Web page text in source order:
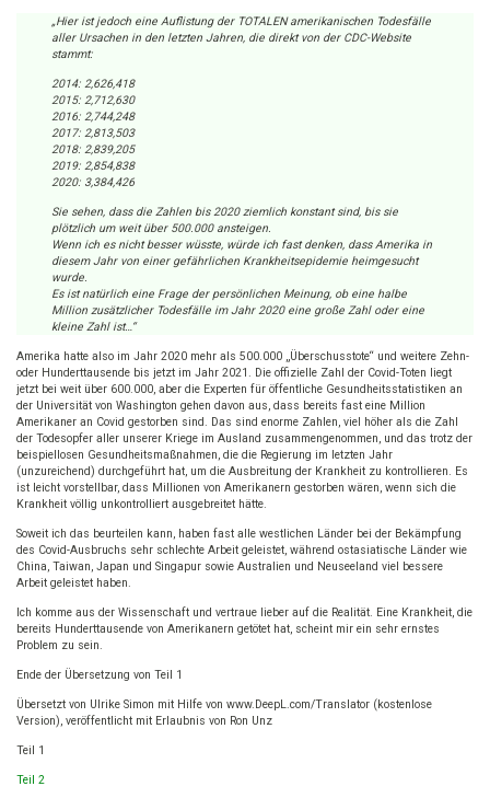
„Hier ist jedoch eine Auflistung der TOTALEN amerikanischen Todesfälle
aller Ursachen in den letzten Jahren, die direkt von der CDC-Website
stammt:
2014: 2,626,418
2015: 2,712,630
2016: 2,744,248
2017: 2,813,503
2018: 2,839,205
2019: 2,854,838
2020: 3,384,426
Sie sehen, dass die Zahlen bis 2020 ziemlich konstant sind, bis sie
plötzlich um weit über 500.000 ansteigen.
Wenn ich es nicht besser wüsste, würde ich fast denken, dass Amerika in
diesem Jahr von einer gefährlichen Krankheitsepidemie heimgesucht
wurde.
Es ist natürlich eine Frage der persönlichen Meinung, ob eine halbe
Million zusätzlicher Todesfälle im Jahr 2020 eine große Zahl oder eine
kleine Zahl ist…“
Amerika hatte also im Jahr 2020 mehr als 500.000 „Überschusstote“ und weitere Zehn-
oder Hunderttausende bis jetzt im Jahr 2021. Die offizielle Zahl der Covid-Toten liegt
jetzt bei weit über 600.000, aber die Experten für öffentliche Gesundheitsstatistiken an
der Universität von Washington gehen davon aus, dass bereits fast eine Million
Amerikaner an Covid gestorben sind. Das sind enorme Zahlen, viel höher als die Zahl
der Todesopfer aller unserer Kriege im Ausland zusammengenommen, und das trotz der
beispiellosen Gesundheitsmaßnahmen, die die Regierung im letzten Jahr
(unzureichend) durchgeführt hat, um die Ausbreitung der Krankheit zu kontrollieren. Es
ist leicht vorstellbar, dass Millionen von Amerikanern gestorben wären, wenn sich die
Krankheit völlig unkontrolliert ausgebreitet hätte.
Soweit ich das beurteilen kann, haben fast alle westlichen Länder bei der Bekämpfung
des Covid-Ausbruchs sehr schlechte Arbeit geleistet, während ostasiatische Länder wie
China, Taiwan, Japan und Singapur sowie Australien und Neuseeland viel bessere
Arbeit geleistet haben.
Ich komme aus der Wissenschaft und vertraue lieber auf die Realität. Eine Krankheit, die
bereits Hunderttausende von Amerikanern getötet hat, scheint mir ein sehr ernstes
Problem zu sein.
Ende der Übersetzung von Teil 1
Übersetzt von Ulrike Simon mit Hilfe von www.DeepL.com/Translator (kostenlose
Version), veröffentlicht mit Erlaubnis von Ron Unz
Teil 1
Teil 2